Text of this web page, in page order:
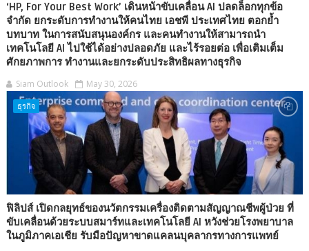
‘HP, For Your Best Work’ เดินหน้าขับเคลื่อน AI ปลดล็อกทุกข้อ
จำกัด ยกระดับการทำงานให้คนไทย เอชพี ประเทศไทย ตอกย้ำ
บทบาท ในการสนับสนุนองค์กร และคนทำงานให้สามารถนำ
เทคโนโลยี AI ไปใช้ได้อย่างปลอดภัย และไร้รอยต่อ เพื่อเติมเต็ม
ศักยภาพการ ทำงานและยกระดับประสิทธิผลทางธุรกิจ
Siam Outlook May 30, 2026
ธุรกิจ
ฟิลิปส์ เปิดกลยุทธ์ของนวัตกรรมเครื่องติดตามสัญญาณชีพผู้ป่วย ที่
ขับเคลื่อนด้วยระบบสมาร์ทและเทคโนโลยี AI หวังช่วยโรงพยาบาล
ในภูมิภาคเอเชีย รับมือปัญหาขาดแคลนบุคลากรทางการแพทย์